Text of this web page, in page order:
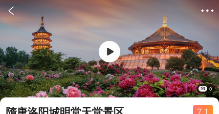
 
0
7.1